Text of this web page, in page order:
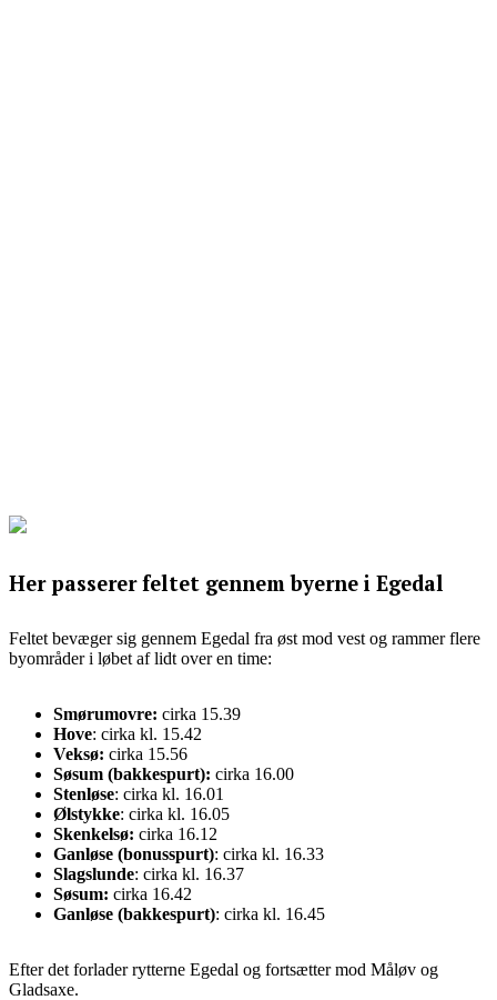
Her passerer feltet gennem byerne i Egedal
Feltet bevæger sig gennem Egedal fra øst mod vest og rammer flere
byområder i løbet af lidt over en time:
Smørumovre: cirka 15.39
Hove: cirka kl. 15.42
Veksø: cirka 15.56
Søsum (bakkespurt): cirka 16.00
Stenløse: cirka kl. 16.01
Ølstykke: cirka kl. 16.05
Skenkelsø: cirka 16.12
Ganløse (bonusspurt): cirka kl. 16.33
Slagslunde: cirka kl. 16.37
Søsum: cirka 16.42
Ganløse (bakkespurt): cirka kl. 16.45
Efter det forlader rytterne Egedal og fortsætter mod Måløv og
Gladsaxe.